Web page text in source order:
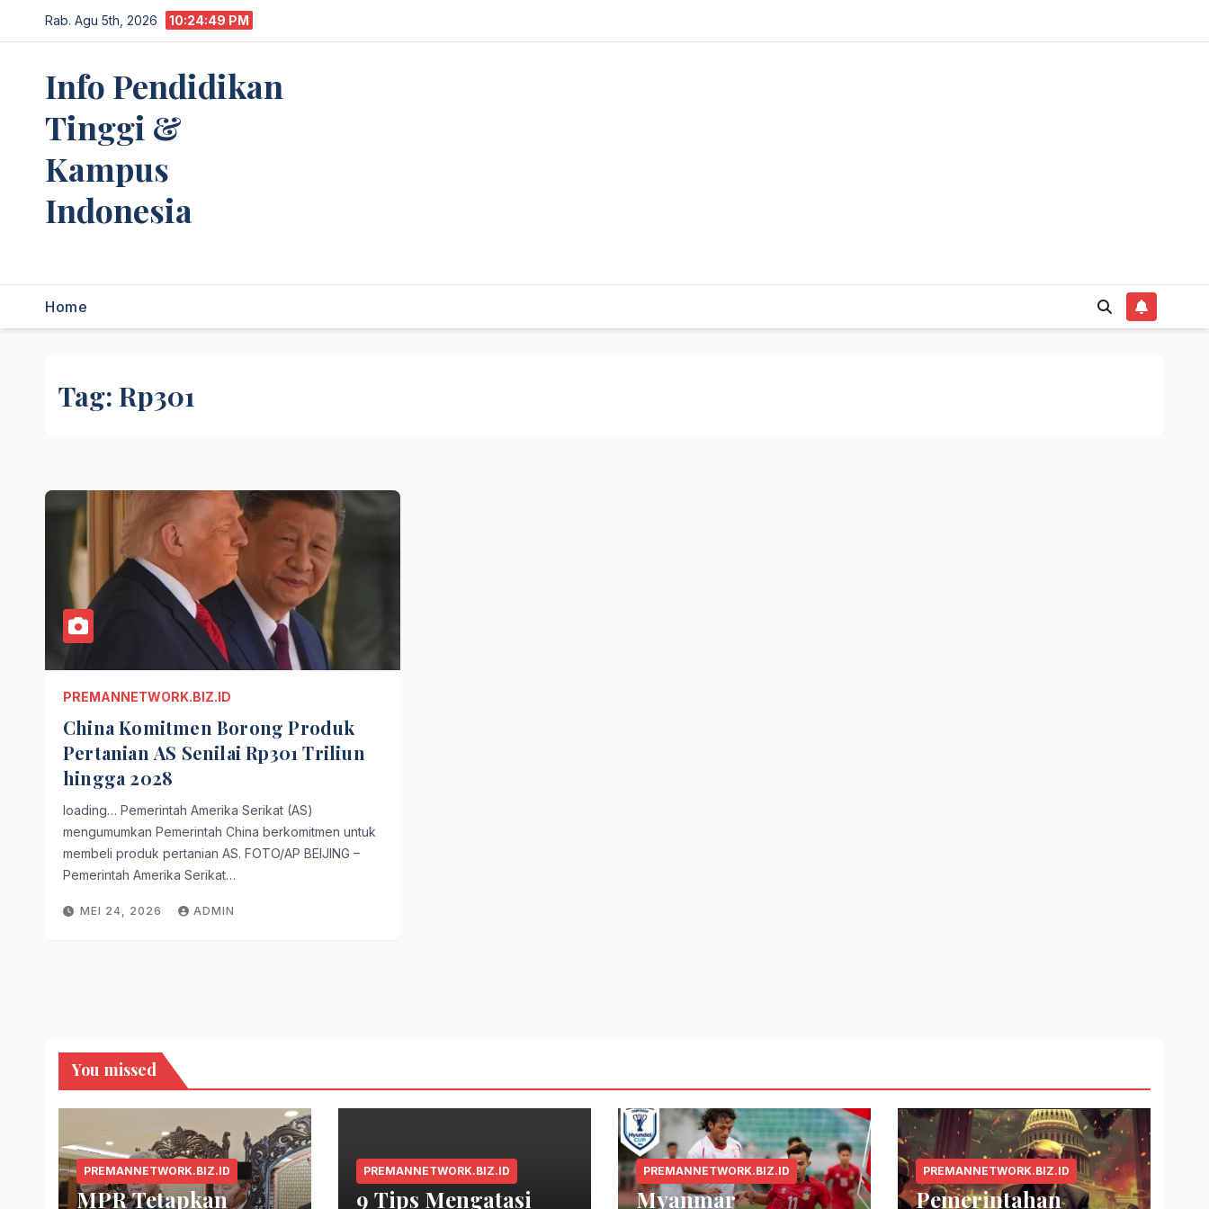
to
Rab. Agu 5th, 2026 10:24:49 PM
Info Pendidikan
Tinggi &
Kampus
Indonesia
Home
Tag: Rp301
PREMANNETWORK.BIZ.ID
China Komitmen Borong Produk
Pertanian AS Senilai Rp301 Triliun
hingga 2028
loading… Pemerintah Amerika Serikat (AS)
mengumumkan Pemerintah China berkomitmen untuk
membeli produk pertanian AS. FOTO/AP BEIJING –
Pemerintah Amerika Serikat…
MEI 24, 2026 ADMIN
You missed
PREMANNETWORK.BIZ.ID
MPR Tetapkan
PREMANNETWORK.BIZ.ID
9 Tips Mengatasi
PREMANNETWORK.BIZ.ID
Myanmar
PREMANNETWORK.BIZ.ID
Pemerintahan